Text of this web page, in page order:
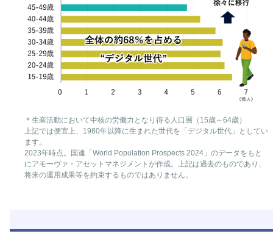
＊生産活動において中核の労働力となり得る人口層（15歳～64歳）
上記では便宜上、1980年以降に生まれた世代を「デジタル世代」としてい
ます。
2023年時点。国連「World Population Prospects 2024」のデータをもと
にアモーヴァ・アセットマネジメントが作成。上記は過去のものであり、
将来の運用成果等を約束するものではありません。